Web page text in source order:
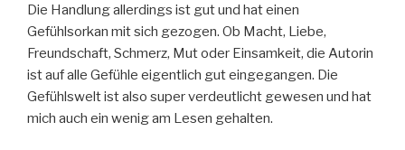
Die Handlung allerdings ist gut und hat einen
Gefühlsorkan mit sich gezogen. Ob Macht, Liebe,
Freundschaft, Schmerz, Mut oder Einsamkeit, die Autorin
ist auf alle Gefühle eigentlich gut eingegangen. Die
Gefühlswelt ist also super verdeutlicht gewesen und hat
mich auch ein wenig am Lesen gehalten.